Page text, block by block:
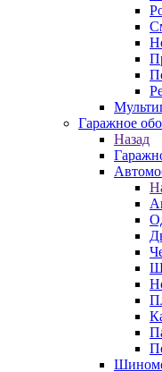
Гаражное
Назад